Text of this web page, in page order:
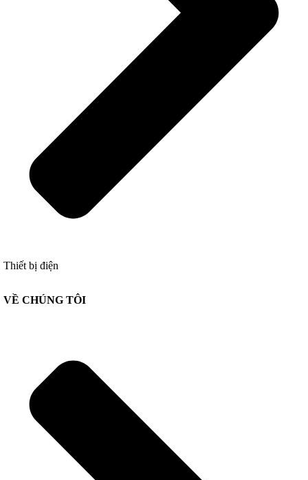
Thiết bị điện
VỀ CHÚNG TÔI